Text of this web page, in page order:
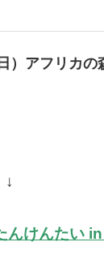
）アフリカ
↓
んけんたい